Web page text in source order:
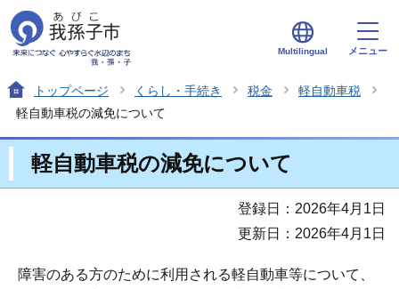
Multilingual メニュー
トップページ くらし・手続き 税金
軽自動車税
軽自動車税の減免について
軽自動車税の減免について
登録日：2026年4月1日
更新日：2026年4月1日
障害のある方のために利用される軽自動車等について、